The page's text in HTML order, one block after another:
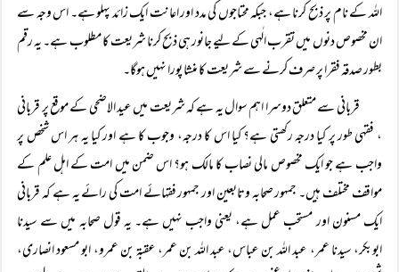
اللہ کے نام پر ذبح کرنا ہے، جبکہ محتاجوں کی مدد اور اعانت ایک زائد پہلو ہے۔ اس وجہ سے
ان مخصوص دنوں میں تقرب الٰہی کے لیے جانور ہی ذبح کرنا شریعت کا مطلوب ہے۔ یہ رقم
بطور صدقہ فقرا پر صرف کرنے سے شریعت کا منشا پورا نہیں ہوگا۔
قربانی سے متعلق دوسرا اہم سوال یہ ہے کہ شریعت میں عید الاضحی کے موقع پر قربانی
، فقہی طور پر کیا درجہ رکھتی ہے؟ کیا اس کا درجہ، وجوب کا ہے اور کیا یہ ہر اس شخص پر
واجب ہے جو ایک مخصوص مالی نصاب کا مالک ہو؟ اس ضمن میں امت کے اہل علم کے
مواقف مختلف ہیں۔ جمہور صحابہ وتابعین اور جمہور فقہائے امت کی رائے یہ ہے کہ قربانی
ایک مسنون اور مستحب عمل ہے، یعنی واجب نہیں ہے۔ یہ قول صحابہ میں سے سیدنا
ابوبکر، سیدنا عمر، عبد اللہ بن عباس، عبد اللہ بن عمر، عقبة بن عمرو، ابو مسعود انصاری،